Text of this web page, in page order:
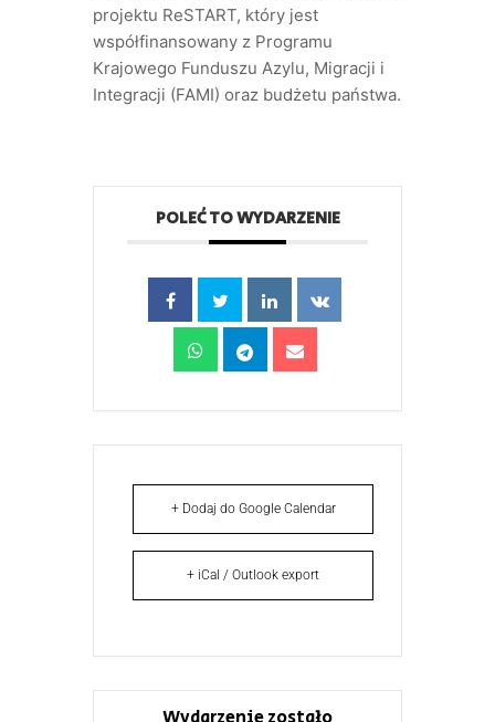
projektu ReSTART, który jest
współfinansowany z Programu
Krajowego Funduszu Azylu, Migracji i
Integracji (FAMI) oraz budżetu państwa.
POLEĆ TO WYDARZENIE
+ Dodaj do Google Calendar
+ iCal / Outlook export